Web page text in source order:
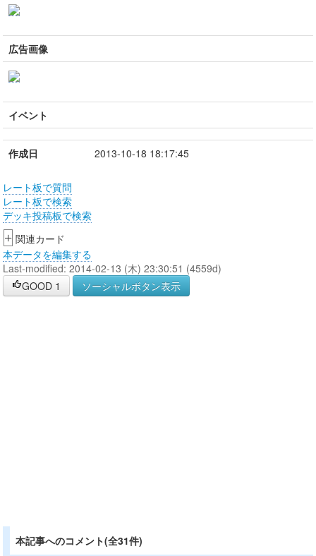
広告画像
イベント
作成日 2013-10-18 18:17:45
レート板で質問
レート板で検索
デッキ投稿板で検索
+ 関連カード
本データを編集する
Last-modified: 2014-02-13 (木) 23:30:51 (4559d)
GOOD 1 ソーシャルボタン表示
本記事へのコメント(全31件)